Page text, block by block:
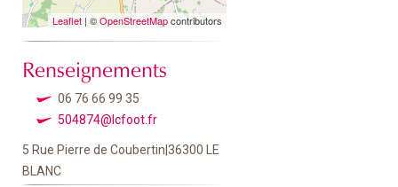
Leaflet | ©OpenStreetMapcontributors
Renseignements
06 76 66 99 35
504874@lcfoot.fr
5 Rue Pierre de Coubertin|36300 LE
BLANC